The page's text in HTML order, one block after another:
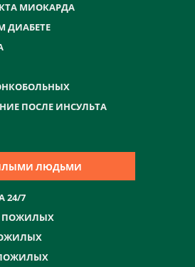
МИОКАРДА
ДИАБЕТЕ
ПОСЛЕ ИНСУЛЬТА
ЛЮДЬМИ
24/7
ПОЖИЛЫХ